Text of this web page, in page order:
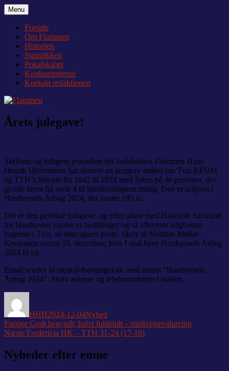
Videre
til
indhold
Flammen
Nyheder og debat om Team Tvis Holstebro
Menu
Forside
Om Flammen
Historien
Statistikken
Pokalskabet
Konkurrenterne
Kontakt redaktionen
Årets julegave!
Skribent og tidligere præsident for fanklubben Flammen Hans
Henrik Hjermitslev har skrevet en længere artikel om Tvis KFUM
og TTH’s historie fra 1942 til 2024 med fokus på de personer, der
gjorde turen fra serie 4 til håndboldligaen mulig. Den er udgivet i
Hardsyssels Årbog 2024, der koster 195 kr.
Det er den perfekte julegave, og efter aftale med Historisk Samfund
for Hardsyssel samler vi bestillinger og så afleverer udgiverne
bøgerne i Tvis, så man sparer porto. Skriv til Mathias Møller
Kristensen senest 15. december, hvis I skal have Hardsyssels Årbog
2024 til jul.
Email sendes til mmk@thorninger.dk med emnet “Hardsyssels
Årbog 2024”. Skriv adresse og telefonnummer i mailen.
HHH2024-12-04Nyhed
Indlægsnavigation
Forrige Forrige
indlæg:
Godt begyndt, halvt fuldendt – midtvejsevaluering
Næste Næste
Fredericia HK – TTH 31-24 (17-10)
Nyheder efter emne